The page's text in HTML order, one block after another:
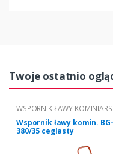
Twoje ostatnio
WSPORNIK ŁAWY
"BG"
Wspornik ławy komin. BG-
380/35 ceglasty